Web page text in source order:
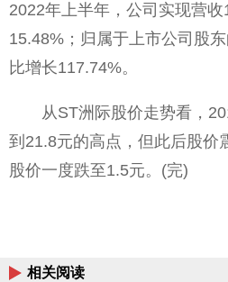
2022年上半年，公司实现营
15.48%；归属于上市公司股
比增长117.74%。
从ST洲际股价走势看，
到21.8元的高点，但此后股价
股价一度跌至1.5元。(完)
相关阅读